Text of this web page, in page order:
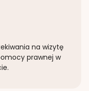
na wizytę
prawnej w